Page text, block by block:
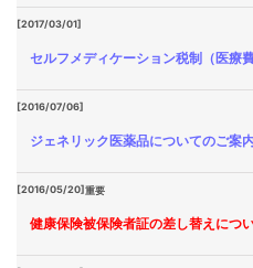
[2017/03/01]
セルフメディケーション税制（医療
[2016/07/06]
ジェネリック医薬品についてのご案
[2016/05/20]重要
健康保険被保険者証の差し替えにつ